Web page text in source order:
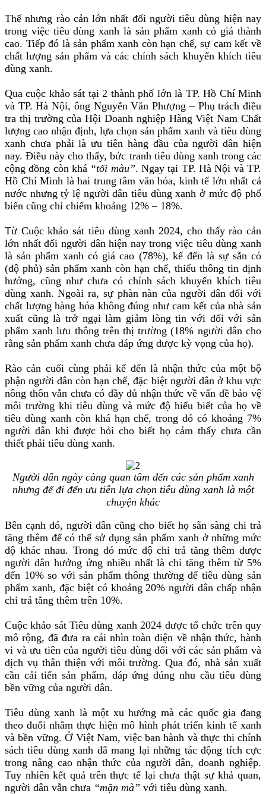
Thế nhưng rào cản lớn nhất đối người tiêu dùng hiện nay
trong việc tiêu dùng xanh là sản phẩm xanh có giá thành
cao. Tiếp đó là sản phẩm xanh còn hạn chế, sự cam kết về
chất lượng sản phẩm và các chính sách khuyến khích tiêu
dùng xanh.
Qua cuộc khảo sát tại 2 thành phố lớn là TP. Hồ Chí Minh
và TP. Hà Nội, ông Nguyễn Văn Phượng – Phụ trách điều
tra thị trường của Hội Doanh nghiệp Hàng Việt Nam Chất
lượng cao nhận định, lựa chọn sản phẩm xanh và tiêu dùng
xanh chưa phải là ưu tiên hàng đầu của người dân hiện
nay. Điều này cho thấy, bức tranh tiêu dùng xanh trong các
cộng đồng còn khá “tối màu”. Ngay tại TP. Hà Nội và TP.
Hồ Chí Minh là hai trung tâm văn hóa, kinh tế lớn nhất cả
nước nhưng tỷ lệ người dân tiêu dùng xanh ở mức độ phổ
biến cũng chỉ chiếm khoảng 12% – 18%.
Từ Cuộc khảo sát tiêu dùng xanh 2024, cho thấy rào cản
lớn nhất đối người dân hiện nay trong việc tiêu dùng xanh
là sản phẩm xanh có giá cao (78%), kế đến là sự sẵn có
(độ phủ) sản phẩm xanh còn hạn chế, thiếu thông tin định
hướng, cũng như chưa có chính sách khuyến khích tiêu
dùng xanh. Ngoài ra, sự phàn nàn của người dân đối với
chất lượng hàng hóa không đúng như cam kết của nhà sản
xuất cũng là trở ngại làm giảm lòng tin với đối với sản
phẩm xanh lưu thông trên thị trường (18% người dân cho
rằng sản phẩm xanh chưa đáp ứng được kỳ vọng của họ).
Rào cản cuối cùng phải kể đến là nhận thức của một bộ
phận người dân còn hạn chế, đặc biệt người dân ở khu vực
nông thôn vẫn chưa có đầy đủ nhận thức về vấn đề bảo vệ
môi trường khi tiêu dùng và mức độ hiểu biết của họ về
tiêu dùng xanh còn khá hạn chế, trong đó có khoảng 7%
người dân khi được hỏi cho biết họ cảm thấy chưa cần
thiết phải tiêu dùng xanh.
Người dân ngày càng quan tâm đến các sản phẩm xanh
nhưng để đi đến ưu tiên lựa chọn tiêu dùng xanh là một
chuyện khác
Bên cạnh đó, người dân cũng cho biết họ sẵn sàng chi trả
tăng thêm để có thể sử dụng sản phẩm xanh ở những mức
độ khác nhau. Trong đó mức độ chi trả tăng thêm được
người dân hưởng ứng nhiều nhất là chi tăng thêm từ 5%
đến 10% so với sản phẩm thông thường để tiêu dùng sản
phẩm xanh, đặc biệt có khoảng 20% người dân chấp nhận
chi trả tăng thêm trên 10%.
Cuộc khảo sát Tiêu dùng xanh 2024 được tổ chức trên quy
mô rộng, đã đưa ra cái nhìn toàn diện về nhận thức, hành
vi và ưu tiên của người tiêu dùng đối với các sản phẩm và
dịch vụ thân thiện với môi trường. Qua đó, nhà sản xuất
cần cải tiến sản phẩm, đáp ứng đúng nhu cầu tiêu dùng
bền vững của người dân.
Tiêu dùng xanh là một xu hướng mà các quốc gia đang
theo đuổi nhằm thực hiện mô hình phát triển kinh tế xanh
và bền vững. Ở Việt Nam, việc ban hành và thực thi chính
sách tiêu dùng xanh đã mang lại những tác động tích cực
trong nâng cao nhận thức của người dân, doanh nghiệp.
Tuy nhiên kết quả trên thực tế lại chưa thật sự khả quan,
người dân vẫn chưa “mặn mà” với tiêu dùng xanh.